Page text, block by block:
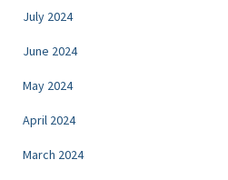
July 2024
June 2024
May 2024
April 2024
March 2024